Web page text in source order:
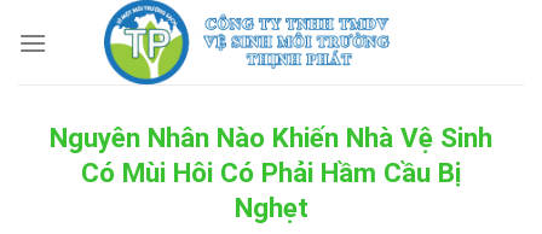
Nguyên Nhân Nào Khiến Nhà Vệ Sinh
Có Mùi Hôi Có Phải Hầm Cầu Bị
Nghẹt